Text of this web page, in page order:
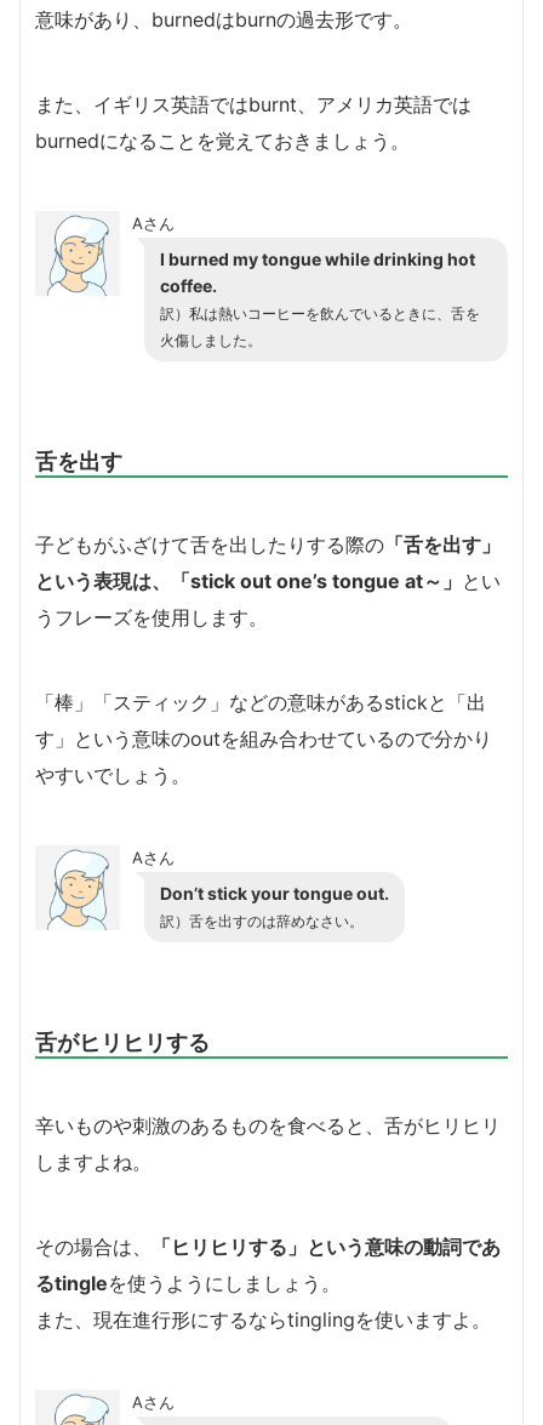
意味があり、burnedはburnの過去形です。
また、イギリス英語ではburnt、アメリカ英語では
burnedになることを覚えておきましょう。
Aさん
I burned my tongue while drinking hot
coffee.
訳）私は熱いコーヒーを飲んでいるときに、舌を
火傷しました。
舌を出す
子どもがふざけて舌を出したりする際の 「舌を出す」
という表現は、「stick out one’s tongue at～」 とい
うフレーズを使用します。
「棒」「スティック」などの意味があるstickと「出
す」という意味のoutを組み合わせているので分かり
やすいでしょう。
Aさん
Don’t stick your tongue out.
訳）舌を出すのは辞めなさい。
舌がヒリヒリする
辛いものや刺激のあるものを食べると、舌がヒリヒリ
しますよね。
その場合は、
「ヒリヒリする」という意味の動詞であ
るtingleを使うようにしましょう。
また、現在進行形にするならtinglingを使いますよ。
Aさん